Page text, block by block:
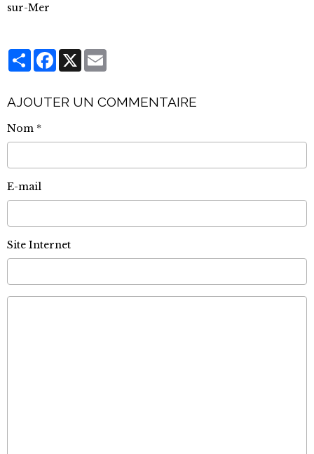
sur-Mer
PartagerFacebook
X
AJOUTER UN COMMENTAIRE
Nom
E-mail
Site Internet